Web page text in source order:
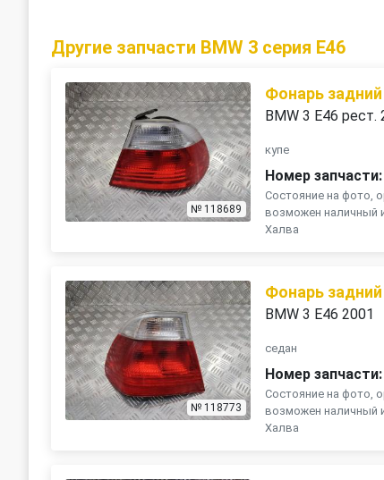
Другие запчасти BMW 3 серия E46
№ 118689
Фонарь
BMW 3 E46 рест.
купе
Номер запчасти:
Состояние на фото,
возможен наличный
Халва
№ 118773
Фонарь
BMW 3 E46 2001
седан
Номер запчасти:
Состояние на фото,
возможен наличный
Халва